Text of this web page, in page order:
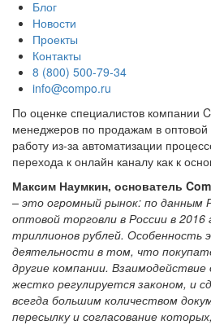
Блог
Новости
Проекты
Контакты
8 (800) 500-79-34
info@compo.ru
По оценке специалистов компании
менеджеров по продажам в оптовой
работу из-за автоматизации
перехода к онлайн каналу как к
Максим Наумкин, основатель
– это огромный рынок: по данным
оптовой торговли в России в 2016
триллионов рублей. Особенность
деятельности в том, что
другие компании. Взаимодействие
жестко регулируется законом, и
всегда большим количеством
пересылку и согласование